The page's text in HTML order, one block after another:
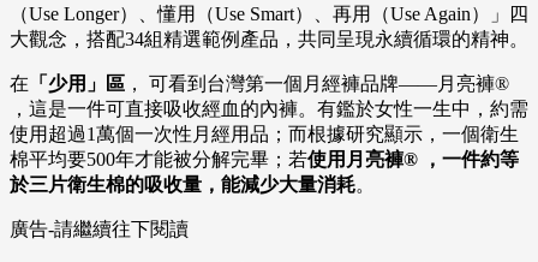
（Use Longer）、懂用（Use Smart）、再用（Use Again）」四
大觀念，搭配34組精選範例產品，共同呈現永續循環的精神。
在 「少用」區 ， 可看到台灣第一個月經褲品牌——月亮褲®
，這是一件可直接吸收經血的內褲。有鑑於女性一生中，約需
使用超過1萬個一次性月經用品；而根據研究顯示，一個衛生
棉平均要500年才能被分解完畢；若使用月亮褲® ，一件約等
於三片衛生棉的吸收量，能減少大量消耗。
廣告-請繼續往下閱讀